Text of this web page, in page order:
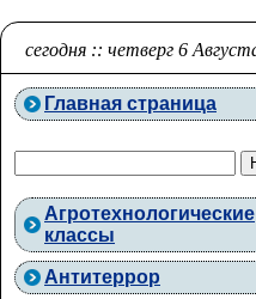
сегодня :: четверг 6
Главная страница
Агротехнологические
классы
Антитеррор